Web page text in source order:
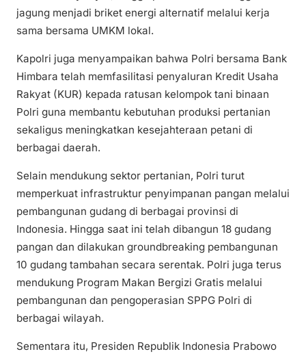
jagung menjadi briket energi alternatif melalui kerja
sama bersama UMKM lokal.
Kapolri juga menyampaikan bahwa Polri bersama Bank
Himbara telah memfasilitasi penyaluran Kredit Usaha
Rakyat (KUR) kepada ratusan kelompok tani binaan
Polri guna membantu kebutuhan produksi pertanian
sekaligus meningkatkan kesejahteraan petani di
berbagai daerah.
Selain mendukung sektor pertanian, Polri turut
memperkuat infrastruktur penyimpanan pangan melalui
pembangunan gudang di berbagai provinsi di
Indonesia. Hingga saat ini telah dibangun 18 gudang
pangan dan dilakukan groundbreaking pembangunan
10 gudang tambahan secara serentak. Polri juga terus
mendukung Program Makan Bergizi Gratis melalui
pembangunan dan pengoperasian SPPG Polri di
berbagai wilayah.
Sementara itu, Presiden Republik Indonesia Prabowo